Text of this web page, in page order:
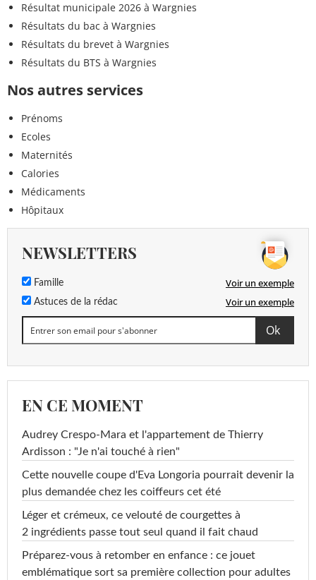
Résultat municipale 2026 à Wargnies
Résultats du bac à Wargnies
Résultats du brevet à Wargnies
Résultats du BTS à Wargnies
Nos autres services
Prénoms
Ecoles
Maternités
Calories
Médicaments
Hôpitaux
NEWSLETTERS
Famille Voir un exemple
Astuces de la rédac Voir un exemple
EN CE MOMENT
Audrey Crespo-Mara et l'appartement de Thierry
Ardisson : "Je n'ai touché à rien"
Cette nouvelle coupe d'Eva Longoria pourrait devenir la
plus demandée chez les coiffeurs cet été
Léger et crémeux, ce velouté de courgettes à
2 ingrédients passe tout seul quand il fait chaud
Préparez-vous à retomber en enfance : ce jouet
emblématique sort sa première collection pour adultes